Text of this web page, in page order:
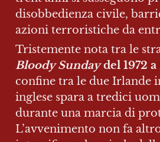
disobbedienza civile,
azioni terroristiche da
Bloody Sunday del 1972
confine tra le due Irlande
inglese spara a tredici
durante una marcia di
L’avvenimento non fa